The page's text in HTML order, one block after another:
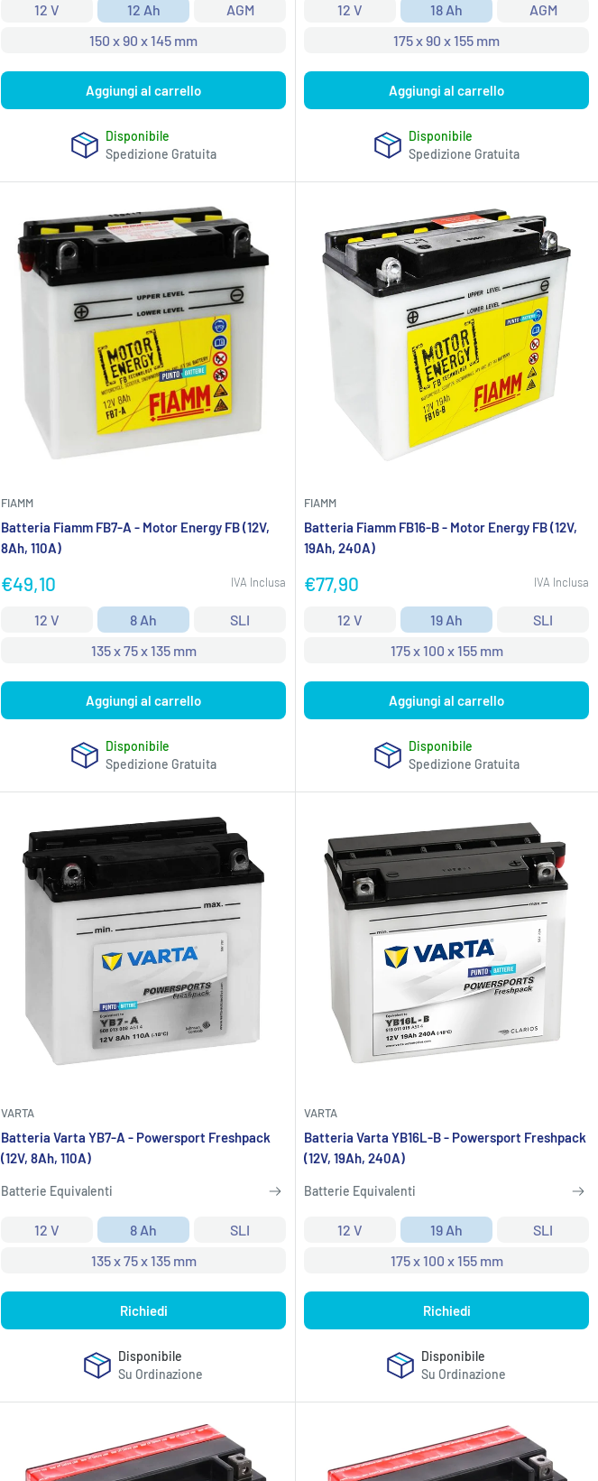
12 Ah
12 V
AGM
150 x 90 x 145 mm
Aggiungi al carrello
Disponibile
Spedizione Gratuita
18 Ah
12 V
AGM
175 x 90 x 155 mm
Aggiungi al carrello
Disponibile
Spedizione Gratuita
FIAMM
Batteria Fiamm FB7-A - Motor Energy FB (12V,
8Ah, 110A)
Prezzo
€49,10 IVA Inclusa
8 Ah
12 V
SLI
135 x 75 x 135 mm
Aggiungi al carrello
Disponibile
Spedizione Gratuita
FIAMM
Batteria Fiamm FB16-B - Motor Energy FB (12V,
19Ah, 240A)
Prezzo
€77,90 IVA Inclusa
19 Ah
12 V
SLI
175 x 100 x 155 mm
Aggiungi al carrello
Disponibile
Spedizione Gratuita
VARTA
Batteria Varta YB7-A - Powersport Freshpack
(12V, 8Ah, 110A)
Batterie Equivalenti
8 Ah
12 V
SLI
135 x 75 x 135 mm
Richiedi
Disponibile
Su Ordinazione
VARTA
Batteria Varta YB16L-B - Powersport Freshpack
(12V, 19Ah, 240A)
Batterie Equivalenti
19 Ah
12 V
SLI
175 x 100 x 155 mm
Richiedi
Disponibile
Su Ordinazione